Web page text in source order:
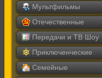
Мультфильмы
Отечественные
Передачи и ТВ Шоу
Приключенческие
Семейные